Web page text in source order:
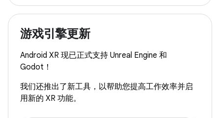
游戏引擎更新
Android XR 现已正式支持 Unreal Engine 和
Godot！
我们还推出了新工具，以帮助您提高工作效率并启
用新的 XR 功能。